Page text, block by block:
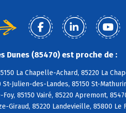
Dunes (85470) est proche de :
La Chapelle-Achard, 85220 La
Julien-des-Landes, 85150 St-
85150 Vairé, 85220 Apremont,
Giraud, 85220 Landevieille, 85800